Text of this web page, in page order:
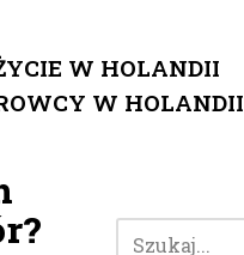
W HOLANDII
W HOLANDII